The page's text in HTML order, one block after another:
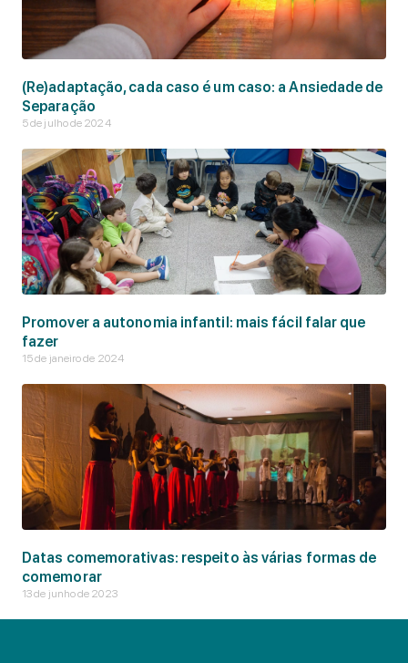
(Re)adaptação, cada caso é um caso: a Ansiedade de
Separação
5 de julho de 2024
Promover a autonomia infantil: mais fácil falar que
fazer
15 de janeiro de 2024
Datas comemorativas: respeito às várias formas de
comemorar
13 de junho de 2023